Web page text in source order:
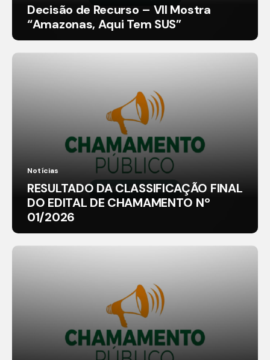
Decisão de Recurso – VII Mostra
“Amazonas, Aqui Tem SUS”
Notícias
RESULTADO DA CLASSIFICAÇÃO FINAL
DO EDITAL DE CHAMAMENTO Nº
01/2026